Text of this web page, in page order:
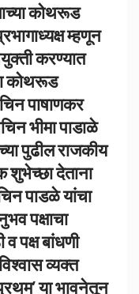
कोथरूड
म्हणून
करण्यात
कोथरूड
पाषाणकर
भीमा पाडाळे
पुढील राजकीय
शुभेच्छा देताना
पाडळे यांचा
पक्षाचा
पक्ष बांधणी
व्यक्त
या भावनेतून